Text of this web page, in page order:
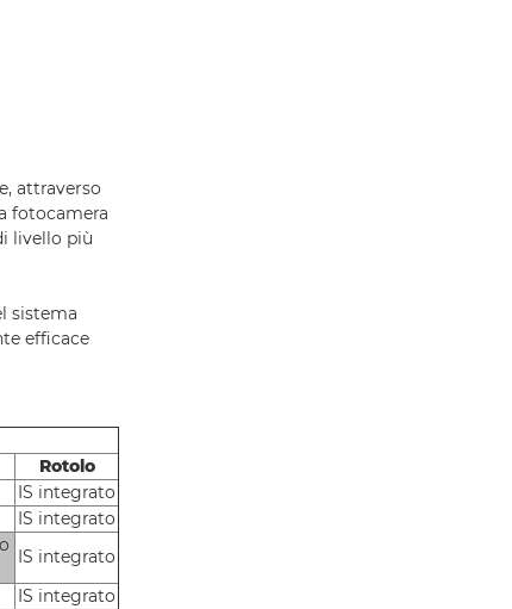
attraverso
fotocamera
livello più
sistema
efficace
Rotolo
IS integrato
IS integrato
IS integrato
IS integrato